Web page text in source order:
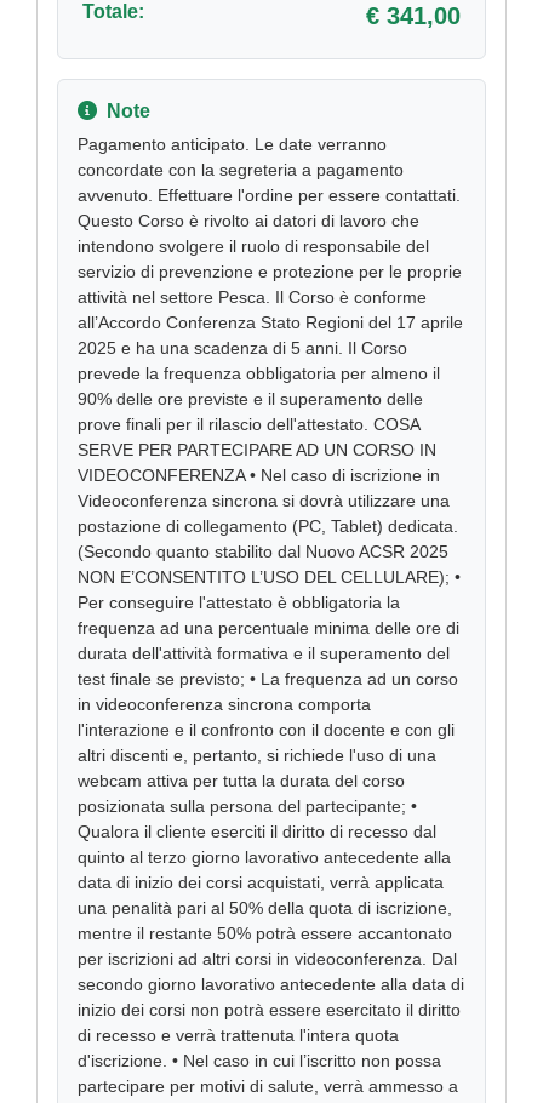
Totale:
€ 341,00
Note
Pagamento anticipato. Le date verranno
concordate con la segreteria a pagamento
avvenuto. Effettuare l'ordine per essere contattati.
Questo Corso è rivolto ai datori di lavoro che
intendono svolgere il ruolo di responsabile del
servizio di prevenzione e protezione per le proprie
attività nel settore Pesca. Il Corso è conforme
all’Accordo Conferenza Stato Regioni del 17 aprile
2025 e ha una scadenza di 5 anni. Il Corso
prevede la frequenza obbligatoria per almeno il
90% delle ore previste e il superamento delle
prove finali per il rilascio dell'attestato. COSA
SERVE PER PARTECIPARE AD UN CORSO IN
VIDEOCONFERENZA • Nel caso di iscrizione in
Videoconferenza sincrona si dovrà utilizzare una
postazione di collegamento (PC, Tablet) dedicata.
(Secondo quanto stabilito dal Nuovo ACSR 2025
NON E’CONSENTITO L’USO DEL CELLULARE); •
Per conseguire l'attestato è obbligatoria la
frequenza ad una percentuale minima delle ore di
durata dell'attività formativa e il superamento del
test finale se previsto; • La frequenza ad un corso
in videoconferenza sincrona comporta
l'interazione e il confronto con il docente e con gli
altri discenti e, pertanto, si richiede l'uso di una
webcam attiva per tutta la durata del corso
posizionata sulla persona del partecipante; •
Qualora il cliente eserciti il diritto di recesso dal
quinto al terzo giorno lavorativo antecedente alla
data di inizio dei corsi acquistati, verrà applicata
una penalità pari al 50% della quota di iscrizione,
mentre il restante 50% potrà essere accantonato
per iscrizioni ad altri corsi in videoconferenza. Dal
secondo giorno lavorativo antecedente alla data di
inizio dei corsi non potrà essere esercitato il diritto
di recesso e verrà trattenuta l'intera quota
d'iscrizione. • Nel caso in cui l’iscritto non possa
partecipare per motivi di salute, verrà ammesso a